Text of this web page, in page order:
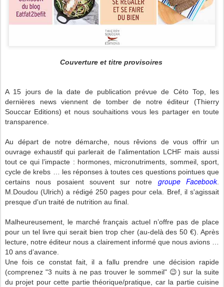
Couverture et titre provisoires
A 15 jours de la date de publication prévue de Céto Top, les
dernières news viennent de tomber de notre éditeur (Thierry
Souccar Editions) et nous souhaitions vous les partager en toute
transparence.
Au départ de notre démarche, nous rêvions de vous offrir un
ouvrage exhaustif qui parlerait de l’alimentation LCHF mais aussi
tout ce qui l’impacte : hormones, micronutriments, sommeil, sport,
cycle de krebs … les réponses à toutes ces questions pointues que
certains nous posaient souvent sur notre groupe Facebook.
M.Doudou (Ulrich) a rédigé 250 pages pour cela. Bref, il s'agissait
presque d'un traité de nutrition au final.
Malheureusement, le marché français actuel n’offre pas de place
pour un tel livre qui serait bien trop cher (au-delà des 50 €). Après
lecture, notre éditeur nous a clairement informé que nous avions …
10 ans d’avance.
Une fois ce constat fait, il a fallu prendre une décision rapide
(comprenez "3 nuits à ne pas trouver le sommeil" 😉) sur la suite
du projet pour cette partie théorique/pratique, car la partie cuisine